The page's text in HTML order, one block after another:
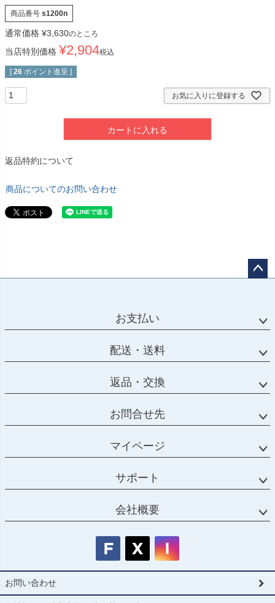
商品番号 s1200n
通常価格 ¥3,630のところ
当店特別価格 ¥2,904税込
[ 26 ポイント進呈 ]
お気に入りに登録する
カートに入れる
返品特約について
商品についてのお問い合わせ
お支払い
配送・送料
返品・交換
お問合せ先
マイページ
サポート
会社概要
お問い合わせ